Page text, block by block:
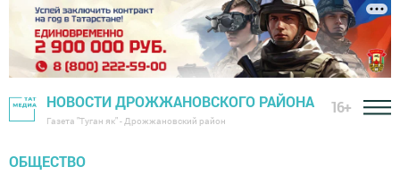
НОВОСТИ ДРОЖЖАНОВСКОГО РАЙОНА
Газета "Туган як" - Дрожжановский район
16+
ОБЩЕСТВО